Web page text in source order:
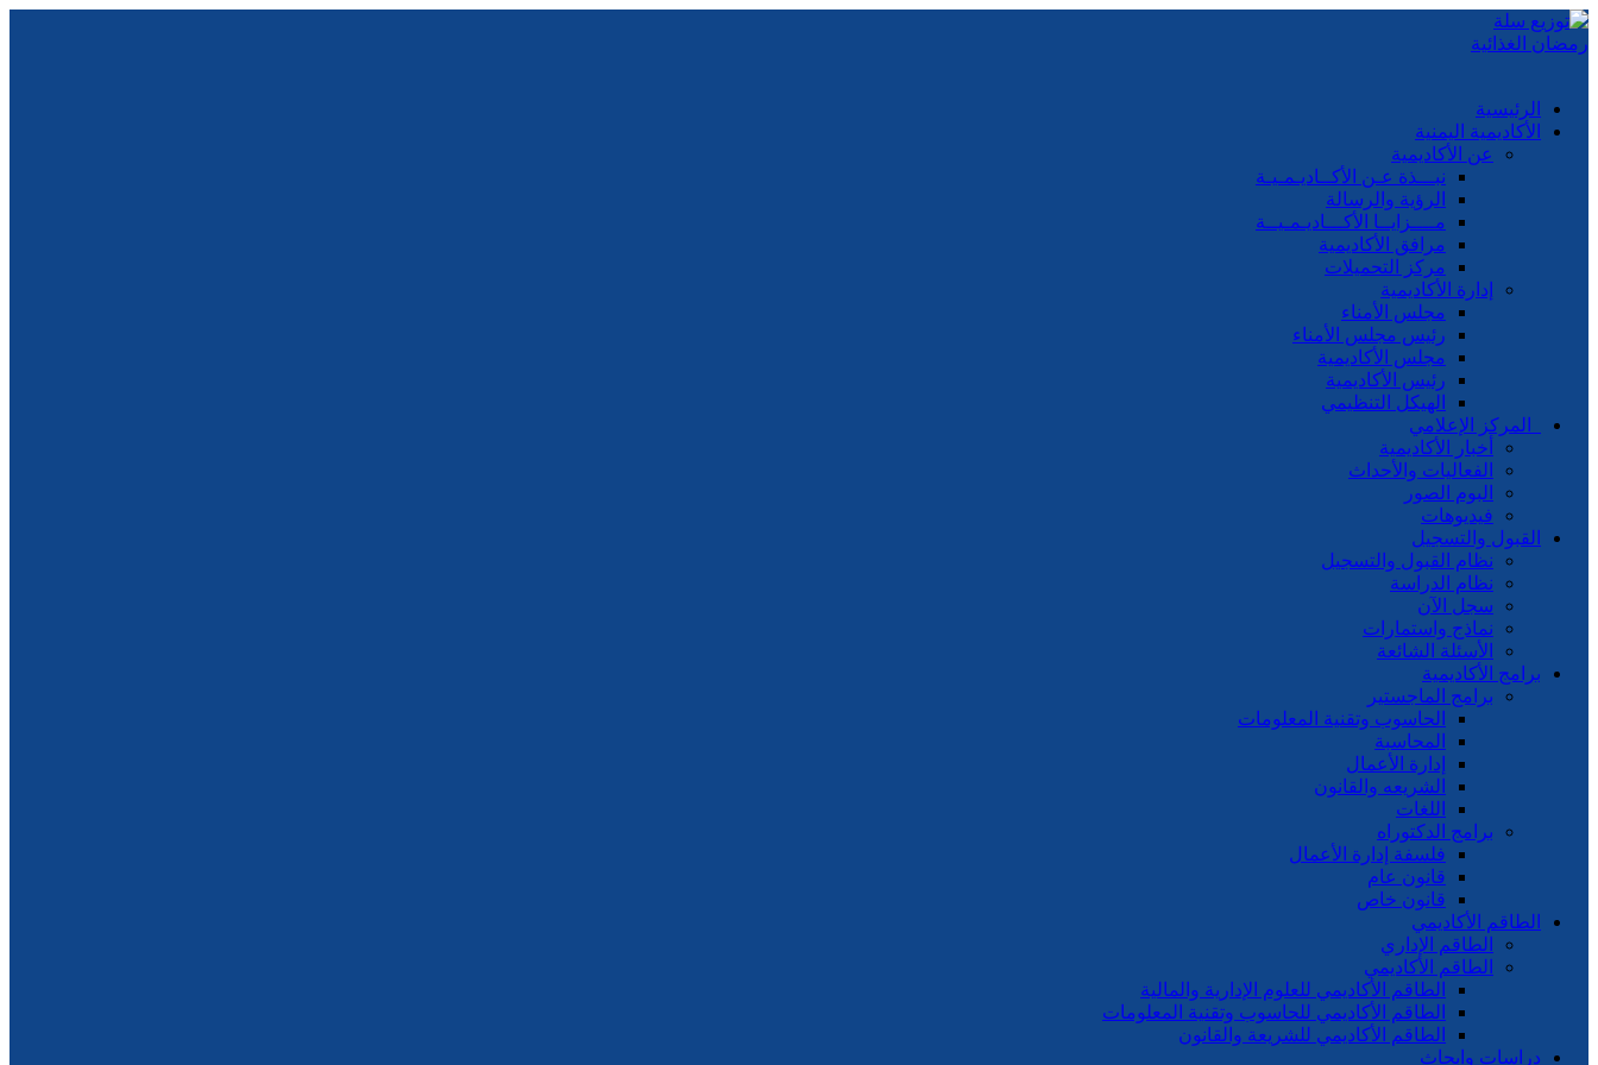
الرئيسية
الأكاديمية اليمنية
عن الأكاديمية
نبـــذة عـن الأكــاديـمـيـة
الرؤية والرسالة
مــــزايــا الأكـــاديـمـيــة
مرافق الأكاديمية
مركز التحميلات
إدارة الأكاديمية
مجلس الأمناء
رئيس مجلس الأمناء
مجلس الأكاديمية
رئيس الأكاديمية
الهيكل التنظيمي
المركز الإعلامي
أخبار الأكاديمية
الفعاليات والأحداث
البوم الصور
فيديوهات
القبول والتسجيل
نظام القبول والتسجيل
نظام الدراسة
سجل الآن
نماذج واستمارات
الأسئلة الشائعة
برامج الأكاديمية
برامج الماجستير
الحاسوب وتقنية المعلومات
المحاسبة
إدارة الأعمال
الشريعه والقانون
اللغات
برامج الدكتوراه
فلسفة إدارة الأعمال
قانون عام
قانون خاص
الطاقم الأكاديمي
الطاقم الإداري
الطاقم الأكاديمي
الطاقم الأكاديمي للعلوم الإدارية والمالية
الطاقم الأكاديمي للحاسوب وتقنية المعلومات
الطاقم الأكاديمي للشريعة والقانون
دراسات وابحاث